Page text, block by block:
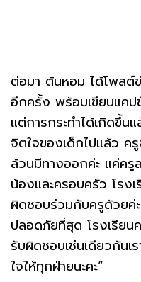
ต่อมา ต้นหอม ได้โพสต์
อีกครั้ง พร้อมเขียนแคป
แต่การกระทำได้เกิดขึ้น
จิตใจของเด็กไปแล้ว ค
ล้วนมีทางออกค่ะ แค่ครู
น้องและครอบครัว โรง
ผิดชอบร่วมกับครูด้วยค่
ปลอดภัยที่สุด โรงเรียน
รับผิดชอบเช่นเดียวกันเ
ใจให้ทุกฝ่ายนะคะ”